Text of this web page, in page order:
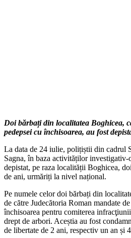
Doi bărbați din localitatea Boghicea,
pedepsei cu închisoarea, au fost
La data de 24 iulie, polițiștii din cadrul
Sagna, în baza activităților investigativ-
depistat, pe raza localității Boghicea,
de ani, urmăriți la nivel național.
Pe numele celor doi bărbați din
de către Judecătoria Roman mandate
închisoarea pentru comiterea
drept de arbori. Aceștia au fost
de libertate de 2 ani, respectiv un an și